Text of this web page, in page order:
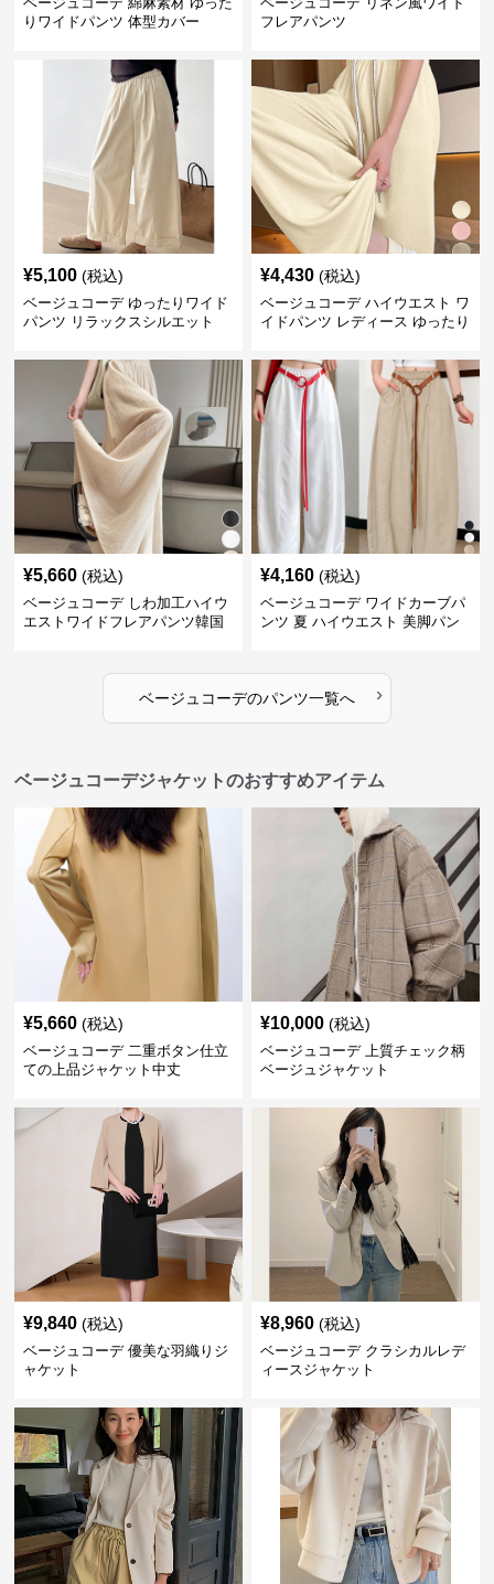
りワイドパンツ 体型カバー
フレアパンツ
¥5,100 (税込)
ベージュコーデ ゆったりワイド
パンツ リラックスシルエット
¥4,430 (税込)
ベージュコーデ ハイウエスト ワ
イドパンツ レディース ゆったり
¥5,660 (税込)
ベージュコーデ しわ加工ハイウ
エストワイドフレアパンツ韓国
¥4,160 (税込)
ベージュコーデ ワイドカーブパ
ンツ 夏 ハイウエスト 美脚パン
ベージュコーデのパンツ一覧へ ›
ベージュコーデジャケットのおすすめアイテム
¥5,660 (税込)
ベージュコーデ 二重ボタン仕立
ての上品ジャケット中丈
¥10,000 (税込)
ベージュコーデ 上質チェック柄
ベージュジャケット
¥9,840 (税込)
ベージュコーデ 優美な羽織りジ
ャケット
¥8,960 (税込)
ベージュコーデ クラシカルレデ
ィースジャケット